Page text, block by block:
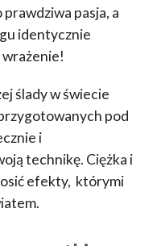
pasja, a
identycznie
ślady w świecie
pod
i
technikę. Ciężka i
efekty, którymi